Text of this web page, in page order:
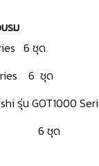
รม
6 ชุด
6 ชุด
รุ่น
6 ชุด